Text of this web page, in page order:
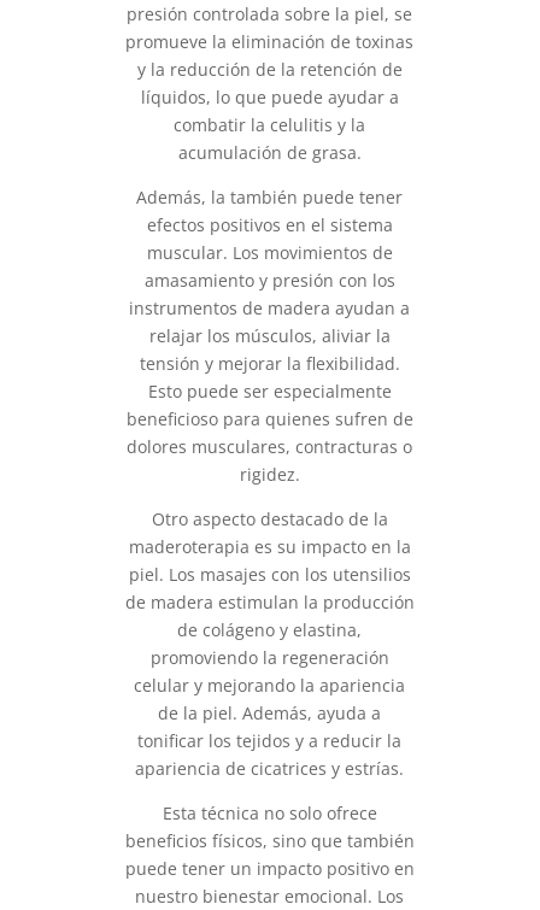
presión controlada sobre la piel, se
promueve la eliminación de toxinas
y la reducción de la retención de
líquidos, lo que puede ayudar a
combatir la celulitis y la
acumulación de grasa.
Además, la también puede tener
efectos positivos en el sistema
muscular. Los movimientos de
amasamiento y presión con los
instrumentos de madera ayudan a
relajar los músculos, aliviar la
tensión y mejorar la flexibilidad.
Esto puede ser especialmente
beneficioso para quienes sufren de
dolores musculares, contracturas o
rigidez.
Otro aspecto destacado de la
maderoterapia es su impacto en la
piel. Los masajes con los utensilios
de madera estimulan la producción
de colágeno y elastina,
promoviendo la regeneración
celular y mejorando la apariencia
de la piel. Además, ayuda a
tonificar los tejidos y a reducir la
apariencia de cicatrices y estrías.
Esta técnica no solo ofrece
beneficios físicos, sino que también
puede tener un impacto positivo en
nuestro bienestar emocional. Los